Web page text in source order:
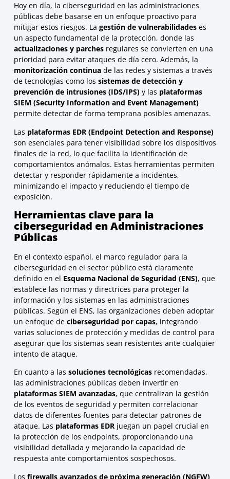
Hoy en día, la ciberseguridad en las administraciones
públicas debe basarse en un enfoque proactivo para
mitigar estos riesgos. La gestión de vulnerabilidadeses
un aspecto fundamental de la protección, donde las
actualizaciones y parchesregulares se convierten en una
prioridad para evitar ataques de día cero. Además, la
monitorización continuade las redes y sistemas a través
de tecnologías como los sistemas de detección y
prevención de intrusiones (IDS/IPS)y las plataformas
SIEM (Security Information and Event Management)
permite detectar de forma temprana posibles amenazas.
Las plataformas EDR (Endpoint Detection and Response)
son esenciales para tener visibilidad sobre los dispositivos
finales de la red, lo que facilita la identificación de
comportamientos anómalos. Estas herramientas permiten
detectar y responder rápidamente a incidentes,
minimizando el impacto y reduciendo el tiempo de
exposición.
Herramientas clave para la
ciberseguridad en Administraciones
Públicas
En el contexto español, el marco regulador para la
ciberseguridad en el sector público está claramente
definido en el Esquema Nacional de Seguridad (ENS), que
establece las normas y directrices para proteger la
información y los sistemas en las administraciones
públicas. Según el ENS, las organizaciones deben adoptar
un enfoque de ciberseguridad por capas, integrando
varias soluciones de protección y medidas de control para
asegurar que los sistemas sean resistentes ante cualquier
intento de ataque.
En cuanto a las soluciones tecnológicasrecomendadas,
las administraciones públicas deben invertir en
plataformas SIEM avanzadas, que centralizan la gestión
de los eventos de seguridad y permiten correlacionar
datos de diferentes fuentes para detectar patrones de
ataque. Las plataformas EDRjuegan un papel crucial en
la protección de los endpoints, proporcionando una
visibilidad detallada y mejorando la capacidad de
respuesta ante comportamientos sospechosos.
Los firewalls avanzados de próxima generación (NGFW)